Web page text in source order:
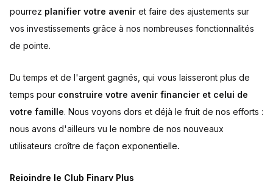
pourrez planifier votre avenir et faire des ajustements sur
vos investissements grâce à nos nombreuses fonctionnalités
de pointe.
Du temps et de l'argent gagnés, qui vous laisseront plus de
temps pour construire votre avenir financier et celui de
votre famille. Nous voyons dors et déjà le fruit de nos efforts :
nous avons d'ailleurs vu le nombre de nos nouveaux
utilisateurs croître de façon exponentielle.
Rejoindre le Club Finary Plus